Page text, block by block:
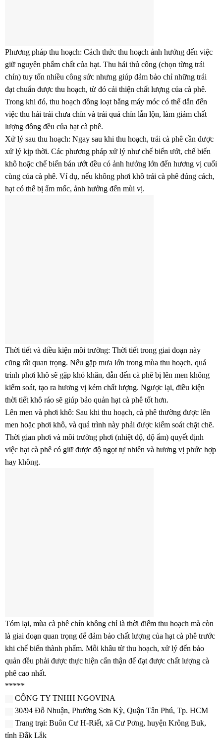
Phương pháp thu hoạch: Cách thức thu hoạch ảnh hưởng đến việc
giữ nguyên phẩm chất của hạt. Thu hái thủ công (chọn từng trái
chín) tuy tốn nhiều công sức nhưng giúp đảm bảo chỉ những trái
đạt chuẩn được thu hoạch, từ đó cải thiện chất lượng của cà phê.
Trong khi đó, thu hoạch đồng loạt bằng máy móc có thể dẫn đến
việc thu hái trái chưa chín và trái quá chín lẫn lộn, làm giảm chất
lượng đồng đều của hạt cà phê.
Xử lý sau thu hoạch: Ngay sau khi thu hoạch, trái cà phê cần được
xử lý kịp thời. Các phương pháp xử lý như chế biến ướt, chế biến
khô hoặc chế biến bán ướt đều có ảnh hưởng lớn đến hương vị cuối
cùng của cà phê. Ví dụ, nếu không phơi khô trái cà phê đúng cách,
hạt có thể bị ẩm mốc, ảnh hưởng đến mùi vị.
Thời tiết và điều kiện môi trường: Thời tiết trong giai đoạn này
cũng rất quan trọng. Nếu gặp mưa lớn trong mùa thu hoạch, quá
trình phơi khô sẽ gặp khó khăn, dẫn đến cà phê bị lên men không
kiểm soát, tạo ra hương vị kém chất lượng. Ngược lại, điều kiện
thời tiết khô ráo sẽ giúp bảo quản hạt cà phê tốt hơn.
Lên men và phơi khô: Sau khi thu hoạch, cà phê thường được lên
men hoặc phơi khô, và quá trình này phải được kiểm soát chặt chẽ.
Thời gian phơi và môi trường phơi (nhiệt độ, độ ẩm) quyết định
việc hạt cà phê có giữ được độ ngọt tự nhiên và hương vị phức hợp
hay không.
Tóm lại, mùa cà phê chín không chỉ là thời điểm thu hoạch mà còn
là giai đoạn quan trọng để đảm bảo chất lượng của hạt cà phê trước
khi chế biến thành phẩm. Mỗi khâu từ thu hoạch, xử lý đến bảo
quản đều phải được thực hiện cẩn thận để đạt được chất lượng cà
phê cao nhất.
*****
CÔNG TY TNHH NGOVINA
30/94 Đỗ Nhuận, Phường Sơn Kỳ, Quận Tân Phú, Tp. HCM
Trang trại: Buôn Cư H-Riết, xã Cư Pơng, huyện Krông Buk,
tỉnh Đắk Lắk